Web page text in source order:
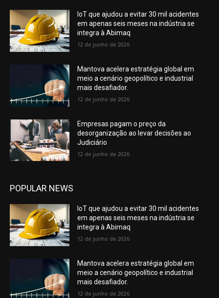
IoT que ajudou a evitar 30 mil acidentes
em apenas seis meses na indústria se
integra à Abimaq
12 de junho de 2026
Mantova acelera estratégia global em
meio a cenário geopolítico e industrial
mais desafiador.
12 de junho de 2026
Empresas pagam o preço da
desorganização ao levar decisões ao
Judiciário
12 de junho de 2026
POPULAR NEWS
IoT que ajudou a evitar 30 mil acidentes
em apenas seis meses na indústria se
integra à Abimaq
12 de junho de 2026
Mantova acelera estratégia global em
meio a cenário geopolítico e industrial
mais desafiador.
12 de junho de 2026